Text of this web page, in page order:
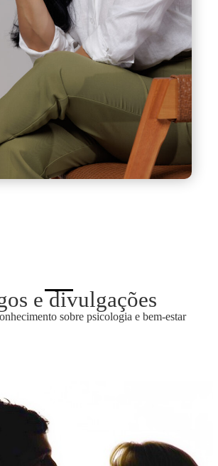
e divulgações
sobre psicologia e bem-estar